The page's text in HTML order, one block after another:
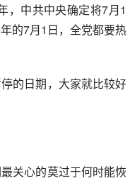
，中共中央确定将7月1
的7月1日，全党都要热
的日期，大家就比较好
关心的莫过于何时能恢